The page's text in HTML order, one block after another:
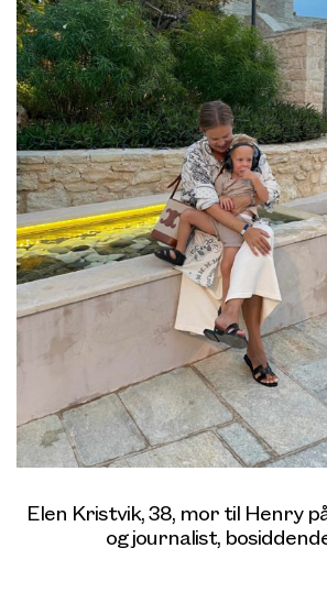
Elen Kristvik, 38, mor til Henry
og journalist,